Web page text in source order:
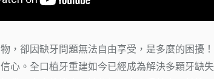
，卻因缺牙問題無法自由享受，是多麼的困擾
心。全口植牙重建如今已經成為解決多顆牙缺